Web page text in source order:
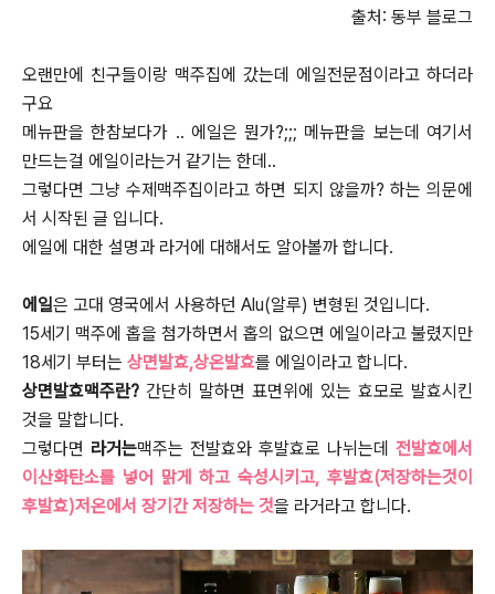
출처: 동부 블로그
오랜만에 친구들이랑 맥주집에 갔는데 에일전문점이라고 하더라
구요
메뉴판을 한참보다가 .. 에일은 뭔가?;;; 메뉴판을 보는데 여기서
만드는걸 에일이라는거 같기는 한데..
그렇다면 그냥 수제맥주집이라고 하면 되지 않을까? 하는 의문에
서 시작된 글 입니다.
에일에 대한 설명과 라거에 대해서도 알아볼까 합니다.
에일은 고대 영국에서 사용하던 Alu(알루) 변형된 것입니다.
15세기 맥주에 홉을 첨가하면서 홉의 없으면 에일이라고 불렸지만
18세기 부터는 상면발효,상온발효를 에일이라고 합니다.
상면발효맥주란? 간단히 말하면 표면위에 있는 효모로 발효시킨
것을 말합니다.
그렇다면 라거는맥주는 전발효와 후발효로 나뉘는데 전발효에서
이산화탄소를 넣어 맑게 하고 숙성시키고, 후발효(저장하는것이
후발효)저온에서 장기간 저장하는 것을 라거라고 합니다.